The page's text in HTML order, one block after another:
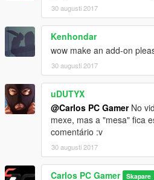
30 augusti 2017
Kenhondar
wow make an add-on
30 augusti 2017
uDUTYX
@Carlos PC GamerNo
mexe, mas a "mesa" fica
comentário :v
30 augusti 2017
Carlos PC Gamer Skapare